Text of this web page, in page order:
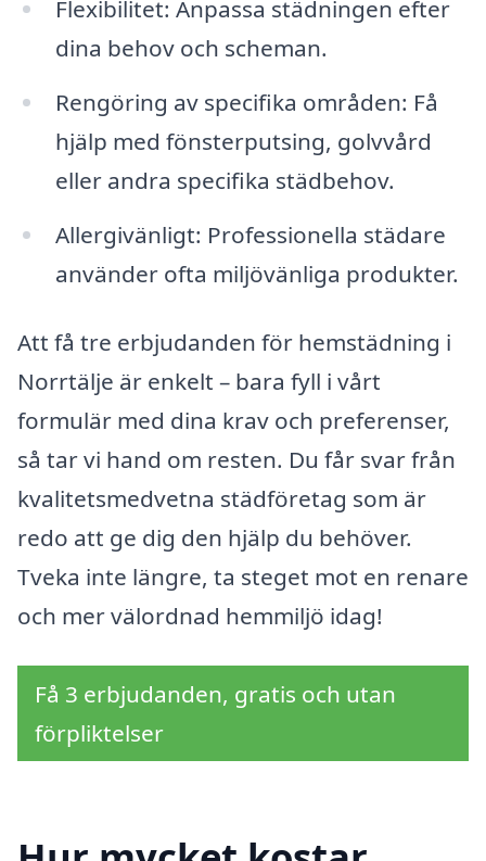
Flexibilitet: Anpassa städningen efter
dina behov och scheman.
Rengöring av specifika områden: Få
hjälp med fönsterputsing, golvvård
eller andra specifika städbehov.
Allergivänligt: Professionella städare
använder ofta miljövänliga produkter.
Att få tre erbjudanden för hemstädning i
Norrtälje är enkelt – bara fyll i vårt
formulär med dina krav och preferenser,
så tar vi hand om resten. Du får svar från
kvalitetsmedvetna städföretag som är
redo att ge dig den hjälp du behöver.
Tveka inte längre, ta steget mot en renare
och mer välordnad hemmiljö idag!
Få 3 erbjudanden, gratis och utan
förpliktelser